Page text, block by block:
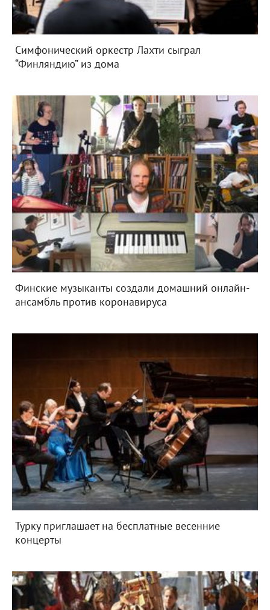
Симфонический оркестр Лахти сыграл
“Финляндию” из дома
Финские музыканты создали домашний онлайн-
ансамбль против коронавируса
Турку приглашает на бесплатные весенние
концерты